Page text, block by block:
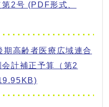
2号 (PDF形式、
高齢者医療広域連合
計補正予算（第2